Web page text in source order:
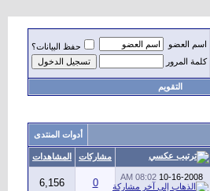
اسم العضو
حفظ البيانات؟
كلمة المرور
التقويم
أدوات المنتدى
مشاركات المشاهدات
10-16-2008
08:02 AM
0
6,156